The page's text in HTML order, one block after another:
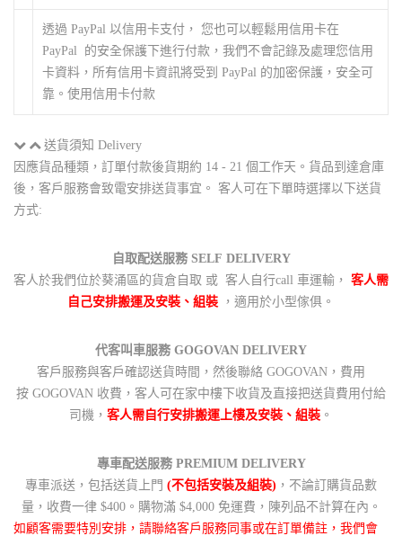
透過 PayPal 以信用卡支付， 您也可以輕鬆用信用卡在
PayPal 的安全保護下進行付款，我們不會記錄及處理您信用
卡資料，所有信用卡資訊將受到 PayPal 的加密保護，安全可
靠。使用信用卡付款
送貨須知 Delivery
因應貨品種類，訂單付款後貨期約 14 - 21 個工作天。貨品到達倉庫
後，客戶服務會致電安排送貨事宜。 客人可在下單時選擇以下送貨
方式:
自取配送服務 SELF DELIVERY
客人於我們位於葵涌區的貨倉自取 或 客人自行call 車運輸， 客人需
自己安排搬運及安裝、組裝 ，適用於小型傢俱。
代客叫車服務 GOGOVAN DELIVERY
客戶服務與客戶確認送貨時間，然後聯絡 GOGOVAN，費用
按 GOGOVAN 收費，客人可在家中樓下收貨及直接把送貨費用付給
司機， 客人需自行安排搬運上樓及安裝、組裝 。
專車配送服務 PREMIUM DELIVERY
專車派送，包括送貨上門 (不包括安裝及組裝) ，不論訂購貨品數
量，收費一律 $400。購物滿 $4,000 免運費，陳列品不計算在內。
如顧客需要特別安排，請聯絡客戶服務同事或在訂單備註，我們會